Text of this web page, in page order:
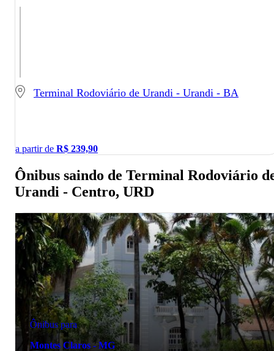
Terminal Rodoviário de Urandi - Urandi - BA
a partir de R$ 239,90
Ônibus saindo de Terminal Rodoviário
Urandi - Centro, URD
Ônibus para
Montes Claros - MG